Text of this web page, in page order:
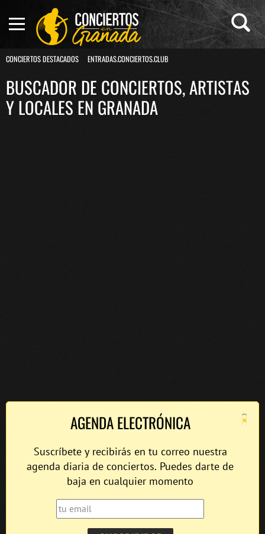
CONCIERTOS DESTACADOS ENTRADAS.CONCIERTOS.CLUB
BUSCADOR DE CONCIERTOS, ARTISTAS
Y LOCALES EN GRANADA
×
AGENDA ELECTRÓNICA
Suscríbete y recibirás en tu correo nuestra
agenda diaria de conciertos. Puedes darte de
baja en cualquier momento